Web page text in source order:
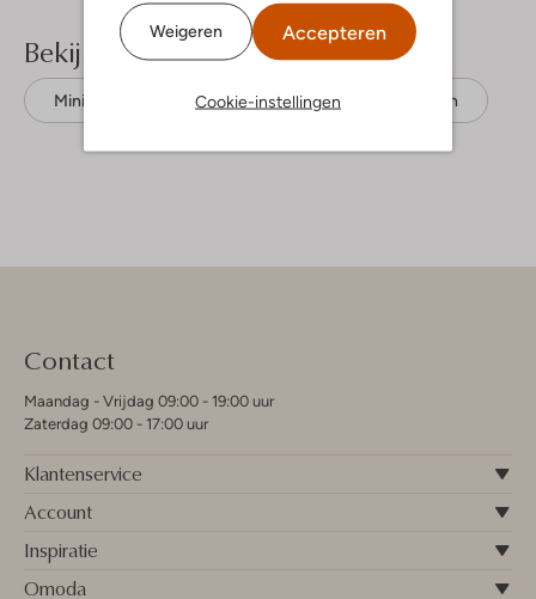
Weigeren Accepteren
Cookie-instellingen
Bekijk meer
Mini jurken Minus Biologisch katoen
Contact
Maandag - Vrijdag 09:00 - 19:00 uur
Zaterdag 09:00 - 17:00 uur
Klantenservice
Account
Inspiratie
Omoda